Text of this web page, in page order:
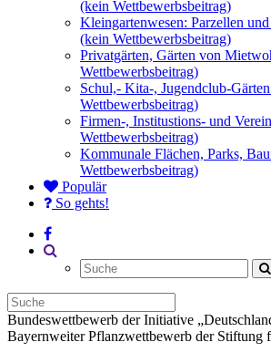
(kein Wettbewerbsbeitrag)
Kleingartenwesen: Parzellen
(kein Wettbewerbsbeitrag)
Privatgärten, Gärten von
Wettbewerbsbeitrag)
Schul,- Kita-, Jugendclub-
Wettbewerbsbeitrag)
Firmen-, Institustions- und
Wettbewerbsbeitrag)
Kommunale Flächen, Parks,
Wettbewerbsbeitrag)
Populär
So gehts!
Bundeswettbewerb der Initiative
Bayernweiter Pflanzwettbewerb der